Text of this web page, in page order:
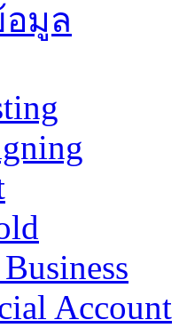
อมูล
Account